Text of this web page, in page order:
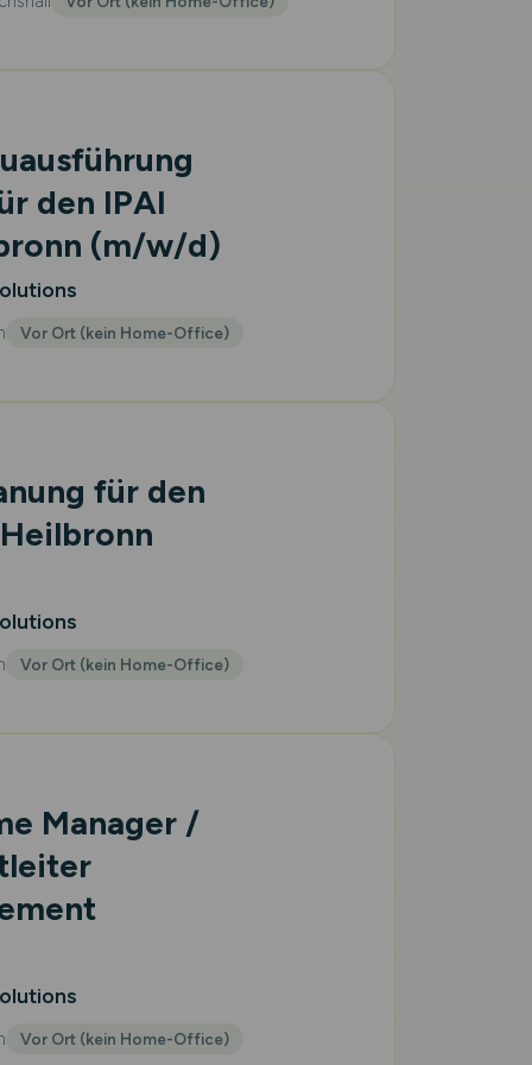
den IPAI
(m/w/d)
Vor Ort (kein Home-Office)
für den
Vor Ort (kein Home-Office)
Manager /
Vor Ort (kein Home-Office)